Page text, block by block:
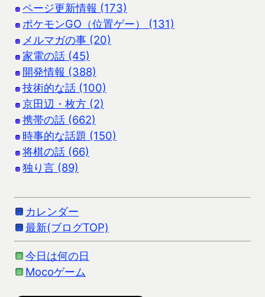
ページ更新情報 (173)
ポケモンGO（位置ゲー） (131)
メルマガの事 (20)
家電の話 (45)
開発情報 (388)
技術的な話 (100)
京田辺・枚方 (2)
携帯の話 (662)
時事的な話題 (150)
将棋の話 (66)
独り言 (89)
カレンダー
最新(ブログTOP)
今日は何の日
Mocoゲーム